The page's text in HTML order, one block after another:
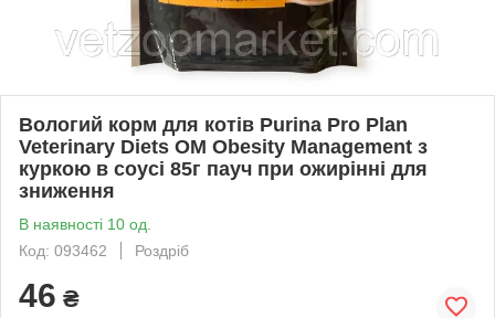
Вологий корм для котів Purina Pro Plan
Veterinary Diets OM Obesity Management з
куркою в соусі 85г пауч при ожирінні для
зниження
В наявності 10 од.
Код: 093462
Роздріб
46 ₴